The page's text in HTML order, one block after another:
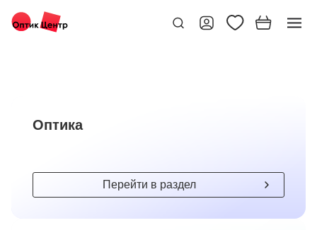
Оптика
Перейти в раздел